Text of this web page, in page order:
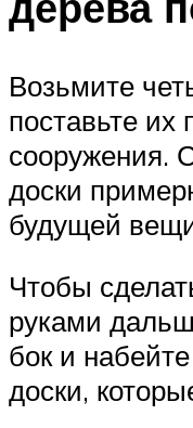
Возьмите
поставьте их
сооружения.
доски
будущей
Чтобы
руками
бок и
доски,